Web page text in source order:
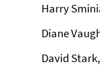
Harry
Diane
David